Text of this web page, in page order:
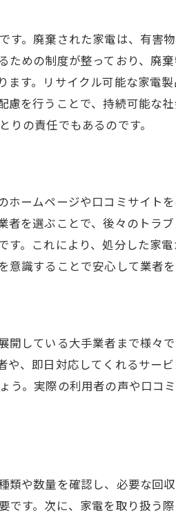
と片付けるコツ
ト
る方法
利用法
のコツ
を組む
ック
回収を賢く活用
。廃棄された家電は、有害
めの制度が整っており、廃
す。リサイクル可能な家電
を行うことで、持続可能な
の責任でもあるのです。
ームページや口コミサイト
を選ぶことで、後々のトラ
。これにより、処分した家
識することで安心して業者を
している大手業者まで様々
、即日対応してくれるサー
。実際の利用者の声や口コ
や数量を確認し、必要な回収
す。次に、家電を取り扱う